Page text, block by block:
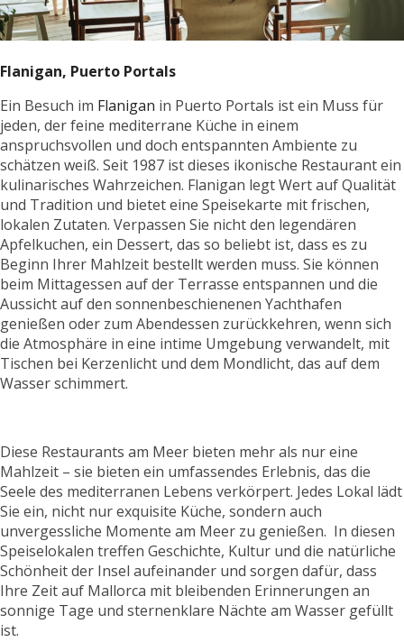
Flanigan, Puerto Portals
Ein Besuch im Flanigan in Puerto Portals ist ein Muss für
jeden, der feine mediterrane Küche in einem
anspruchsvollen und doch entspannten Ambiente zu
schätzen weiß. Seit 1987 ist dieses ikonische Restaurant ein
kulinarisches Wahrzeichen. Flanigan legt Wert auf Qualität
und Tradition und bietet eine Speisekarte mit frischen,
lokalen Zutaten. Verpassen Sie nicht den legendären
Apfelkuchen, ein Dessert, das so beliebt ist, dass es zu
Beginn Ihrer Mahlzeit bestellt werden muss. Sie können
beim Mittagessen auf der Terrasse entspannen und die
Aussicht auf den sonnenbeschienenen Yachthafen
genießen oder zum Abendessen zurückkehren, wenn sich
die Atmosphäre in eine intime Umgebung verwandelt, mit
Tischen bei Kerzenlicht und dem Mondlicht, das auf dem
Wasser schimmert.
Diese Restaurants am Meer bieten mehr als nur eine
Mahlzeit – sie bieten ein umfassendes Erlebnis, das die
Seele des mediterranen Lebens verkörpert. Jedes Lokal lädt
Sie ein, nicht nur exquisite Küche, sondern auch
unvergessliche Momente am Meer zu genießen. In diesen
Speiselokalen treffen Geschichte, Kultur und die natürliche
Schönheit der Insel aufeinander und sorgen dafür, dass
Ihre Zeit auf Mallorca mit bleibenden Erinnerungen an
sonnige Tage und sternenklare Nächte am Wasser gefüllt
ist.